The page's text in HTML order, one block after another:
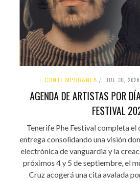
CONTEMPORÁNEA JUL 30, 2026
AGENDA DE ARTISTAS POR
FESTIVAL
Tenerife Phe Festival completa el
entrega consolidando una visión
electrónica de vanguardia y la
próximos 4 y 5 de septiembre, el
Cruz acogerá una cita avalada